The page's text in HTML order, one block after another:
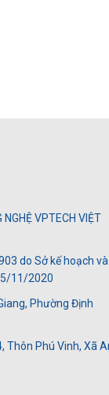
NGHỆ VPTECH VIỆT
do Sở kế hoạch và
11/2020
Phường Định
Thôn Phú Vinh, Xã